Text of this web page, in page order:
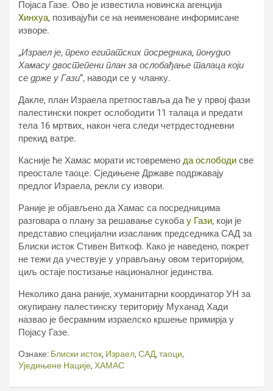
Појаса Газе. Ово је известила новинска агенција
Xинхуа, позивајући се на неименоване информисане
изворе.
„Израел је, преко египатских посредника, понудио
Хамасу двостепени план за ослобађање талаца који
се држе у Гази“, наводи се у чланку.
Дакле, план Израела претпоставља да ће у првој фази
палестински покрет ослободити 11 талаца и предати
тела 16 мртвих, након чега следи четрдестодневни
прекид ватре.
Касније ће Хамас морати истовремено да ослободи све
преостале таоце. Сједињене Државе подржавају
предлог Израела, рекли су извори.
Раније је објављено да Хамас са посредницима
разговара о плану за решавање сукобау Гази, који је
представио специјални изасланик председника САД за
Блиски исток Стивен Виткоф. Како је наведено, покрет
не тежи да учествује у управљању овом територијом,
циљ остаје постизање националног јединства.
Неколико дана раније, хуманитарни координатор УН за
окупирану палестинску територију Муханад Хади
назвао је бесрамним израелско кршење примирја у
Појасу Газе.
Ознаке: Блиски исток, Израел, САД, таоци,
Уједињене Нације, ХАМАС